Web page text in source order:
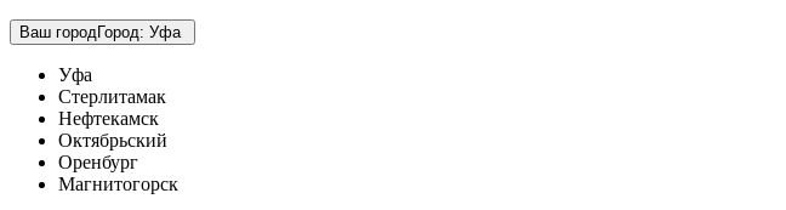
Ваш городГород: Уфа
Уфа
Стерлитамак
Нефтекамск
Октябрьский
Оренбург
Магнитогорск